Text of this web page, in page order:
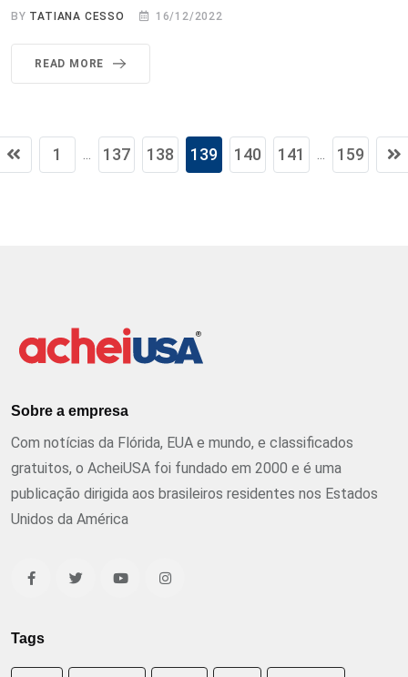
BY TATIANA CESSO 16/12/2022
READ MORE
1 137 138 139 140 141 159
Sobre a empresa
Com notícias da Flórida, EUA e mundo, e classificados
gratuitos, o AcheiUSA foi fundado em 2000 e é uma
publicação dirigida aos brasileiros residentes nos Estados
Unidos da América
Tags